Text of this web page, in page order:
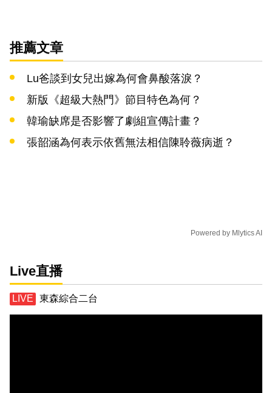
推薦文章
Lu爸談到女兒出嫁為何會鼻酸落淚？
新版《超級大熱門》節目特色為何？
韓瑜缺席是否影響了劇組宣傳計畫？
張韶涵為何表示依舊無法相信陳聆薇病逝？
Powered by Mlytics AI
Live直播
東森綜合二台